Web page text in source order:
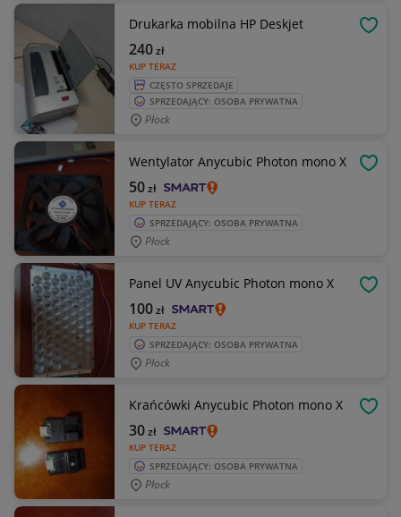
Drukarka mobilna HP Deskjet
KUP TERAZ
240zł
CZĘSTO SPRZEDAJE
SPRZEDAJĄCY: OSOBA PRYWATNA
Płock
Wentylator Anycubic Photon mono X
KUP TERAZ
50zł
SPRZEDAJĄCY: OSOBA PRYWATNA
Płock
Panel UV Anycubic Photon mono X
KUP TERAZ
100zł
SPRZEDAJĄCY: OSOBA PRYWATNA
Płock
Krańcówki Anycubic Photon mono X
KUP TERAZ
30zł
SPRZEDAJĄCY: OSOBA PRYWATNA
Płock